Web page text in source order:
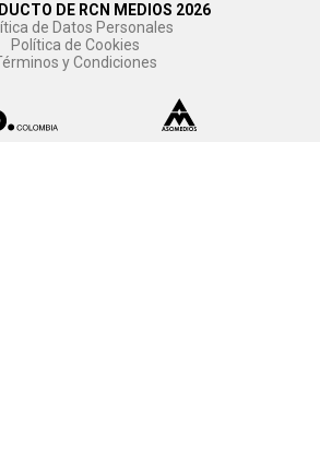
DE RCN MEDIOS 2026
de Datos Personales
Política de Cookies
y Condiciones